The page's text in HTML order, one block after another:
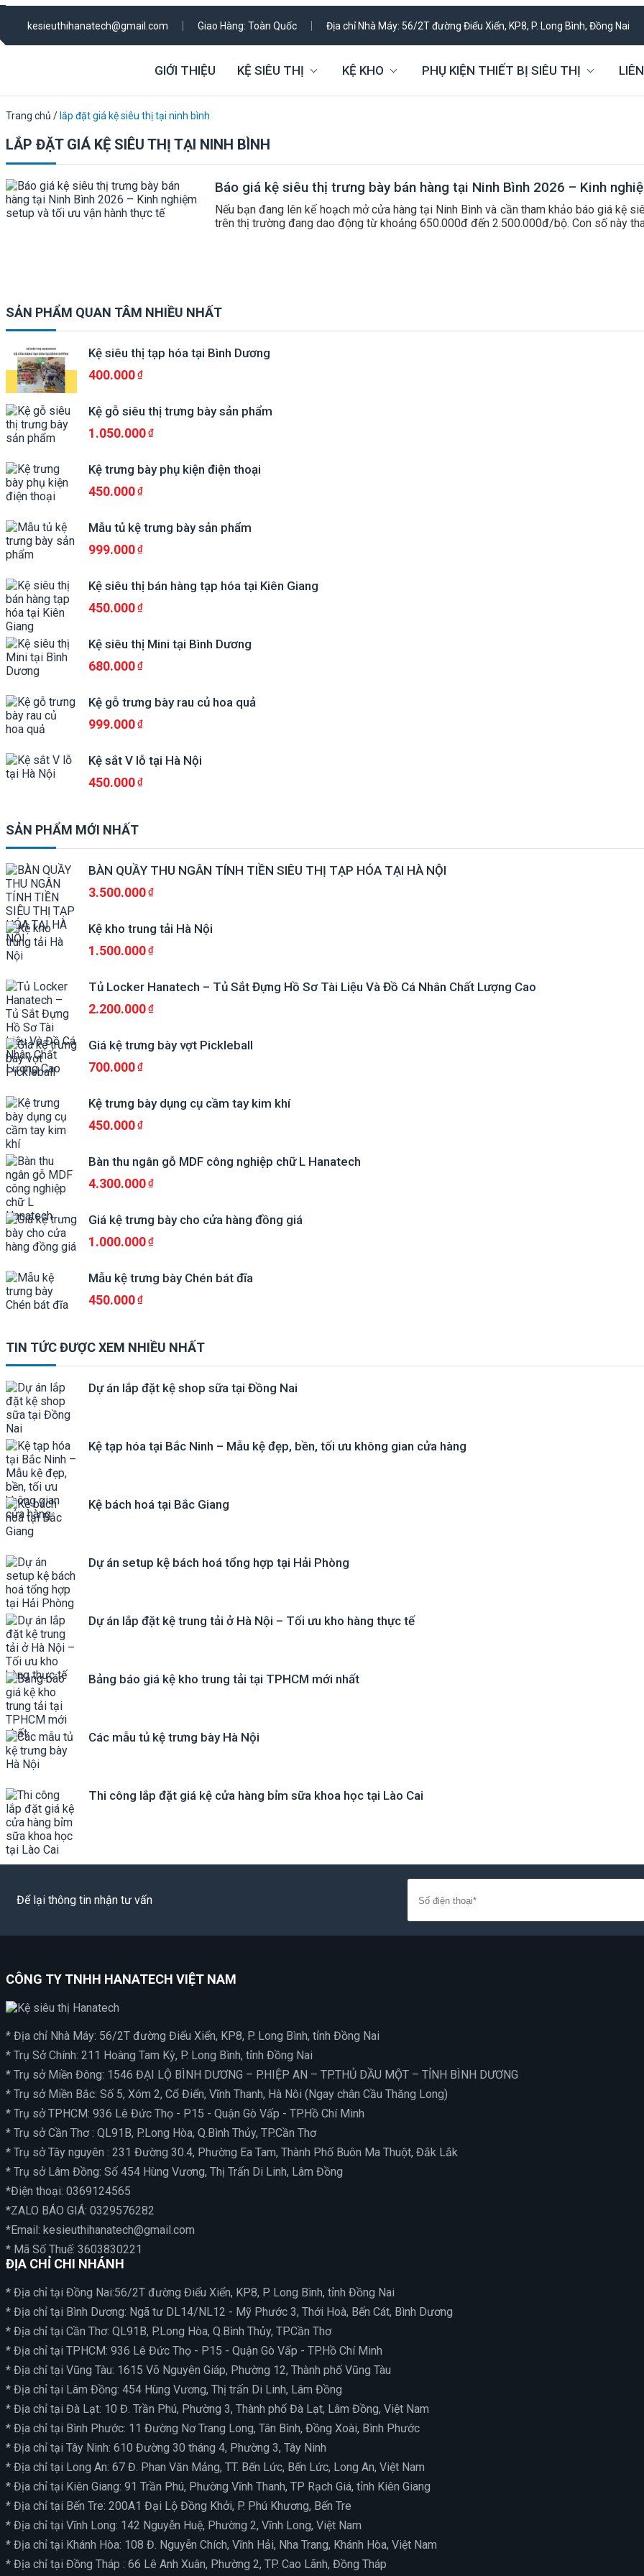
kesieuthihanatech@gmail.com Giao Hàng: Toàn Quốc Địa chỉ Nhà Máy: 56/2T đường Điểu Xiển, KP8, P. Long Bình, Đồng Nai
GIỚI THIỆU KỆ SIÊU THỊ KỆ KHO PHỤ KIỆN THIẾT BỊ SIÊU THỊ
Trang chủ / lắp đặt giá kệ siêu thị tại ninh bình
LẮP ĐẶT GIÁ KỆ SIÊU THỊ TẠI NINH BÌNH
Báo giá kệ siêu thị trưng bày bán hàng tại Ninh Bình 2026 – Kinh
Nếu bạn đang lên kế hoạch mở cửa hàng tại Ninh Bình và cần tham khảo báo giá kệ
trên thị trường đang dao động từ khoảng 650.000đ đến 2.500.000đ/bộ. Con số này
SẢN PHẨM QUAN TÂM NHIỀU NHẤT
Kệ siêu thị tạp hóa tại Bình Dương
400.000
Kệ gỗ siêu thị trưng bày sản phẩm
1.050.000
Kệ trưng bày phụ kiện điện thoại
450.000
Mẫu tủ kệ trưng bày sản phẩm
999.000
Kệ siêu thị bán hàng tạp hóa tại Kiên Giang
450.000
Kệ siêu thị Mini tại Bình Dương
680.000
Kệ gỗ trưng bày rau củ hoa quả
999.000
Kệ sắt V lỗ tại Hà Nội
450.000
SẢN PHẨM MỚI NHẤT
BÀN QUẦY THU NGÂN TÍNH TIỀN SIÊU THỊ TẠP HÓA TẠI HÀ NỘI
3.500.000
Kệ kho trung tải Hà Nội
1.500.000
Tủ Locker Hanatech – Tủ Sắt Đựng Hồ Sơ Tài Liệu Và Đồ Cá Nhân Chất Lượng Cao
2.200.000
Giá kệ trưng bày vợt Pickleball
700.000
Kệ trưng bày dụng cụ cầm tay kim khí
450.000
Bàn thu ngân gỗ MDF công nghiệp chữ L Hanatech
4.300.000
Giá kệ trưng bày cho cửa hàng đồng giá
1.000.000
Mẫu kệ trưng bày Chén bát đĩa
450.000
TIN TỨC ĐƯỢC XEM NHIỀU NHẤT
Dự án lắp đặt kệ shop sữa tại Đồng Nai
Kệ tạp hóa tại Bắc Ninh – Mẫu kệ đẹp, bền, tối ưu không gian cửa hàng
Kệ bách hoá tại Bắc Giang
Dự án setup kệ bách hoá tổng hợp tại Hải Phòng
Dự án lắp đặt kệ trung tải ở Hà Nội – Tối ưu kho hàng thực tế
Bảng báo giá kệ kho trung tải tại TPHCM mới nhất
Các mẫu tủ kệ trưng bày Hà Nội
Thi công lắp đặt giá kệ cửa hàng bỉm sữa khoa học tại Lào Cai
Để lại thông tin nhận tư vấn
CÔNG TY TNHH HANATECH VIỆT NAM
* Địa chỉ Nhà Máy: 56/2T đường Điểu Xiển, KP8, P. Long Bình, tỉnh Đồng Nai
* Trụ Sở Chính: 211 Hoàng Tam Kỳ, P. Long Bình, tỉnh Đồng Nai
* Trụ sở Miền Đông: 1546 ĐẠI LỘ BÌNH DƯƠNG – P.HIỆP AN – TP.THỦ DẦU MỘT – TỈNH BÌNH DƯƠNG
* Trụ sở Miền Bắc: Số 5, Xóm 2, Cổ Điển, Vĩnh Thanh, Hà Nôi (Ngay chân Cầu Thăng Long)
* Trụ sở TPHCM: 936 Lê Đức Thọ - P15 - Quận Gò Vấp - TP.Hồ Chí Minh
* Trụ sở Cần Thơ : QL91B, P.Long Hòa, Q.Bình Thủy, TP.Cần Thơ
* Trụ sở Tây nguyên : 231 Đường 30.4, Phường Ea Tam, Thành Phố Buôn Ma Thuột, Đắk Lắk
* Trụ sở Lâm Đồng: Số 454 Hùng Vương, Thị Trấn Di Linh, Lâm Đồng
*Điện thoại: 0369124565
*ZALO BÁO GIÁ: 0329576282
*Email: kesieuthihanatech@gmail.com
* Mã Số Thuế: 3603830221
ĐỊA CHỈ CHI NHÁNH
* Địa chỉ tại Đồng Nai:56/2T đường Điểu Xiển, KP8, P. Long Bình, tỉnh Đồng Nai
* Địa chỉ tại Bình Dương: Ngã tư DL14/NL12 - Mỹ Phước 3, Thới Hoà, Bến Cát, Bình Dương
* Địa chỉ tại Cần Thơ: QL91B, P.Long Hòa, Q.Bình Thủy, TP.Cần Thơ
* Địa chỉ tại TPHCM: 936 Lê Đức Thọ - P15 - Quận Gò Vấp - TP.Hồ Chí Minh
* Địa chỉ tại Vũng Tàu: 1615 Võ Nguyên Giáp, Phường 12, Thành phố Vũng Tàu
* Địa chỉ tại Lâm Đồng: 454 Hùng Vương, Thị trấn Di Linh, Lâm Đồng
* Địa chỉ tại Đà Lạt: 10 Đ. Trần Phú, Phường 3, Thành phố Đà Lạt, Lâm Đồng, Việt Nam
* Địa chỉ tại Bình Phước: 11 Đường Nơ Trang Long, Tân Bình, Đồng Xoài, Bình Phước
* Địa chỉ tại Tây Ninh: 610 Đường 30 tháng 4, Phường 3, Tây Ninh
* Địa chỉ tại Long An: 67 Đ. Phan Văn Mảng, TT. Bến Lức, Bến Lức, Long An, Việt Nam
* Địa chỉ tại Kiên Giang: 91 Trần Phú, Phường Vĩnh Thanh, TP Rạch Giá, tỉnh Kiên Giang
* Địa chỉ tại Bến Tre: 200A1 Đại Lộ Đồng Khởi, P. Phú Khương, Bến Tre
* Địa chỉ tại Vĩnh Long: 142 Nguyễn Huệ, Phường 2, Vĩnh Long, Việt Nam
* Địa chỉ tại Khánh Hòa: 108 Đ. Nguyễn Chích, Vĩnh Hải, Nha Trang, Khánh Hòa, Việt Nam
* Địa chỉ tại Đồng Tháp : 66 Lê Anh Xuân, Phường 2, TP. Cao Lãnh, Đồng Tháp